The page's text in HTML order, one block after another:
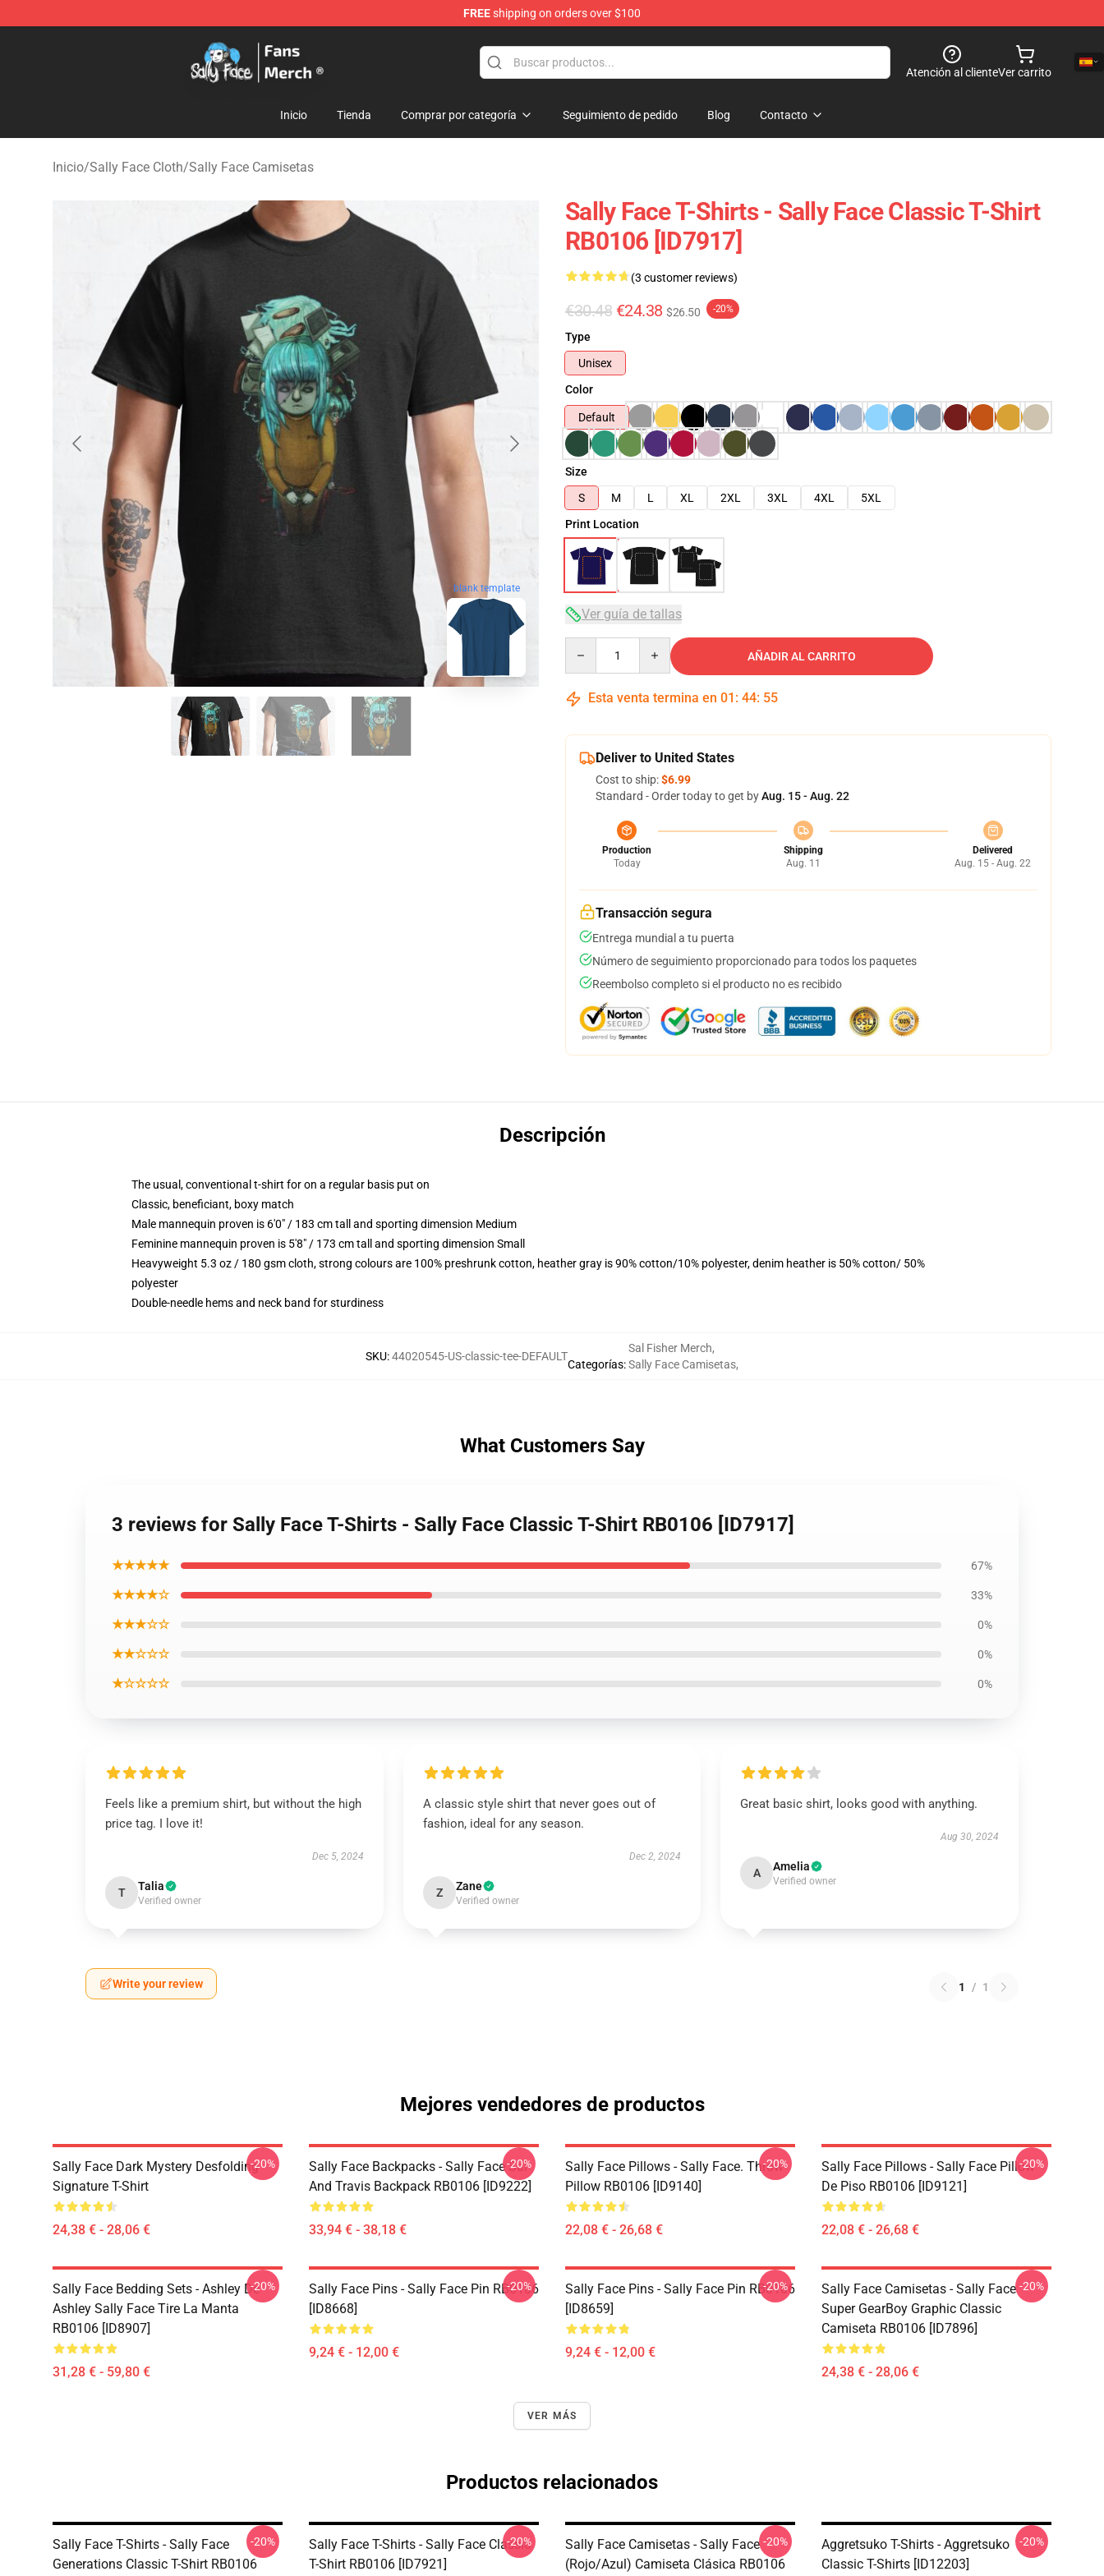
FREEshipping on orders over $100
Sally Face Store - Official Sally Face Merchandise Shop
Atención al clienteVer carrito
Inicio Tienda Comprar por categoría Seguimiento de pedido Blog Contacto
Inicio/Sally Face Cloth/Sally Face Camisetas
blank template
Sally Face T-Shirts - Sally Face Classic T-Shirt
RB0106 [ID7917]
(3 customer reviews)
€30.48 €24.38 $26.50 -20%
Type
Unisex
Color
Default
Size
S
M L XL 2XL 3XL 4XL
5XL
Print Location
Ver guía de tallas
AÑADIR AL CARRITO
Esta venta termina en 01 : 44: 54
Deliver to United States
Cost to ship:$6.99
Standard - Order today to get byAug. 15 - Aug. 22
Production
Today
Shipping
Aug. 11
Delivered
Aug. 15 - Aug. 22
Transacción segura
Entrega mundial a tu puerta
Número de seguimiento proporcionado para todos los paquetes
Reembolso completo si el producto no es recibido
Descripción
The usual, conventional t-shirt for on a regular basis put on
Classic, beneficiant, boxy match
Male mannequin proven is 6'0" / 183 cm tall and sporting dimension Medium
Feminine mannequin proven is 5'8" / 173 cm tall and sporting dimension Small
Heavyweight 5.3 oz / 180 gsm cloth, strong colours are 100% preshrunk cotton, heather gray is 90% cotton/10% polyester, denim heather is 50% cotton/ 50%
polyester
Double-needle hems and neck band for sturdiness
SKU:44020545-US-classic-tee-DEFAULT
Categorías:
Sal Fisher Merch,
Sally Face Camisetas,
What Customers Say
3 reviews for Sally Face T-Shirts - Sally Face Classic T-Shirt RB0106 [ID7917]
★★★★★ 67%
★★★★☆ 33%
★★★☆☆ 0%
★★☆☆☆ 0%
★☆☆☆☆ 0%
Feels like a premium shirt, but without the high
price tag. I love it!
Dec 5, 2024
T Talia
Verified owner
A classic style shirt that never goes out of
fashion, ideal for any season.
Dec 2, 2024
Z Zane
Verified owner
Great basic shirt, looks good with anything.
Aug 30, 2024
A Amelia
Verified owner
Write your review 1 / 1
Mejores vendedores de productos
Sally Face Dark Mystery Desfolding
Signature T-Shirt
24,38 € - 28,06 €
-20%
Sally Face Backpacks - Sally Face Sal
And Travis Backpack RB0106 [ID9222]
33,94 € - 38,18 €
-20%
Sally Face Pillows - Sally Face. Throw
Pillow RB0106 [ID9140]
22,08 € - 26,68 €
-20%
Sally Face Pillows - Sally Face Pillow
De Piso RB0106 [ID9121]
22,08 € - 26,68 €
-20%
Sally Face Bedding Sets - Ashley De
Ashley Sally Face Tire La Manta
RB0106 [ID8907]
31,28 € - 59,80 €
-20%
Sally Face Pins - Sally Face Pin RB0106
[ID8668]
9,24 € - 12,00 €
-20%
Sally Face Pins - Sally Face Pin RB0106
[ID8659]
9,24 € - 12,00 €
-20%
Sally Face Camisetas - Sally Face
Super GearBoy Graphic Classic
Camiseta RB0106 [ID7896]
24,38 € - 28,06 €
-20%
VER MÁS
Productos relacionados
Sally Face T-Shirts - Sally Face
Generations Classic T-Shirt RB0106
-20%
Sally Face T-Shirts - Sally Face Classic
T-Shirt RB0106 [ID7921]
-20%
Sally Face Camisetas - Sally Face
(rojo/azul) Camiseta Clásica RB0106
-20%
Aggretsuko T-Shirts - Aggretsuko
Classic T-Shirts [ID12203]
-20%